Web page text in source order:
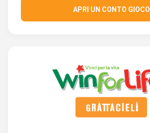
APRI UN CONTO GIOCO